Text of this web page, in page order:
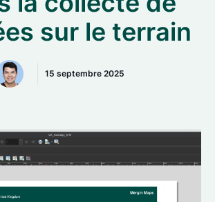
sur le terrain
15 septembre 2025